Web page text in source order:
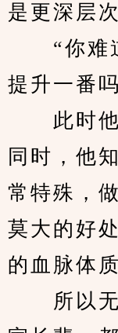
是更深层
“你难道
提升一番
此时他
同时，他
常特殊，
莫大的好
的血脉体
所以无